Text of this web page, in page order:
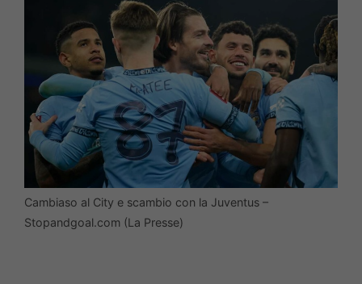
Cambiaso al City e scambio con la Juventus –
Stopandgoal.com (La Presse)